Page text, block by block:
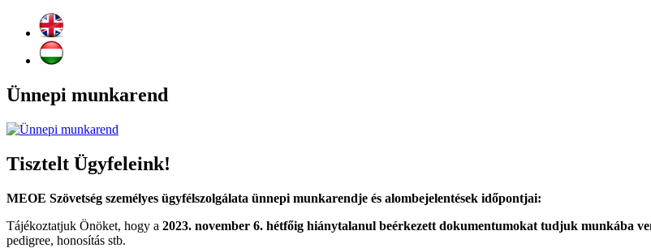
Ünnepi munkarend
Tisztelt Ügyfeleink!
MEOE Szövetség személyes ügyfélszolgálata ünnepi munkarendje és alombejelentések időpontjai:
Tájékoztatjuk Önöket, hogy a 2023. november 6. hétfőig hiánytalanul beérkezett dokumentumokat tudjuk munkába
pedigree, honosítás stb.